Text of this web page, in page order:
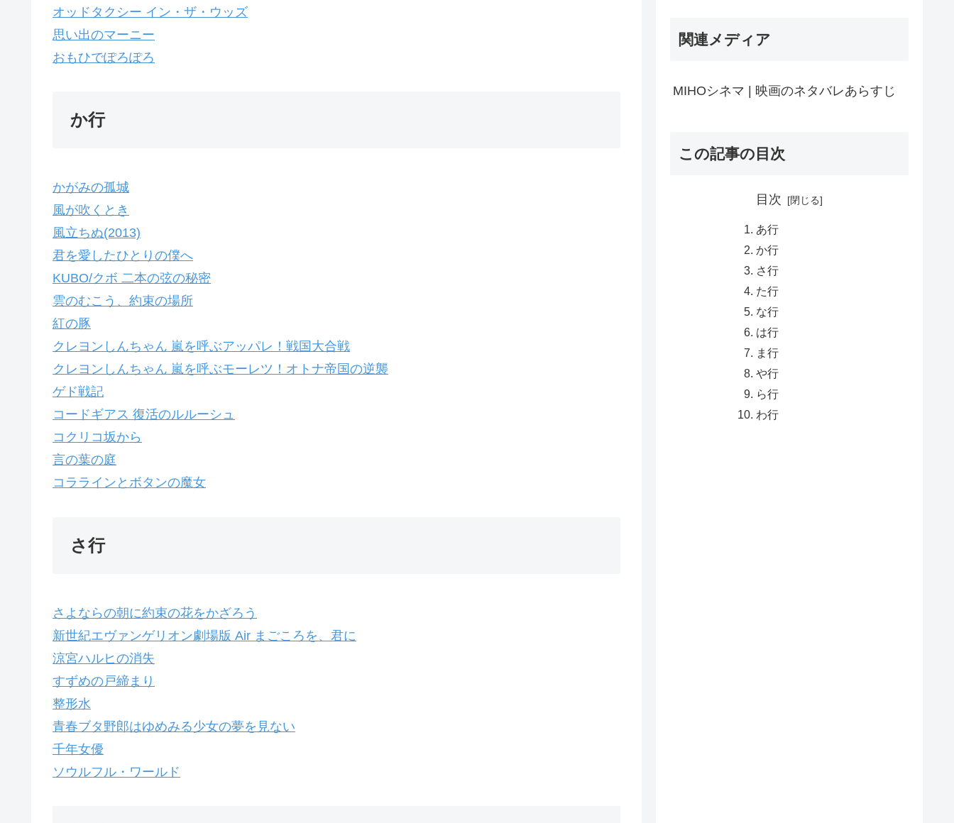
オッドタクシー イン・ザ・ウッズ
思い出のマーニー
おもひでぽろぽろ
か行
かがみの孤城
風が吹くとき
風立ちぬ(2013)
君を愛したひとりの僕へ
KUBO/クボ 二本の弦の秘密
雲のむこう、約束の場所
紅の豚
クレヨンしんちゃん 嵐を呼ぶアッパレ！戦国大合戦
クレヨンしんちゃん 嵐を呼ぶモーレツ！オトナ帝国の逆襲
ゲド戦記
コードギアス 復活のルルーシュ
コクリコ坂から
言の葉の庭
コララインとボタンの魔女
さ行
さよならの朝に約束の花をかざろう
新世紀エヴァンゲリオン劇場版 Air まごころを、君に
涼宮ハルヒの消失
すずめの戸締まり
整形水
青春ブタ野郎はゆめみる少女の夢を見ない
千年女優
ソウルフル・ワールド
関連メディア
MIHOシネマ | 映画のネタバレあらすじ
この記事の目次
目次
あ行
か行
さ行
た行
な行
は行
ま行
や行
ら行
わ行